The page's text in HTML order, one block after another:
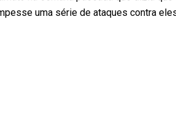
uma série de ataques contra